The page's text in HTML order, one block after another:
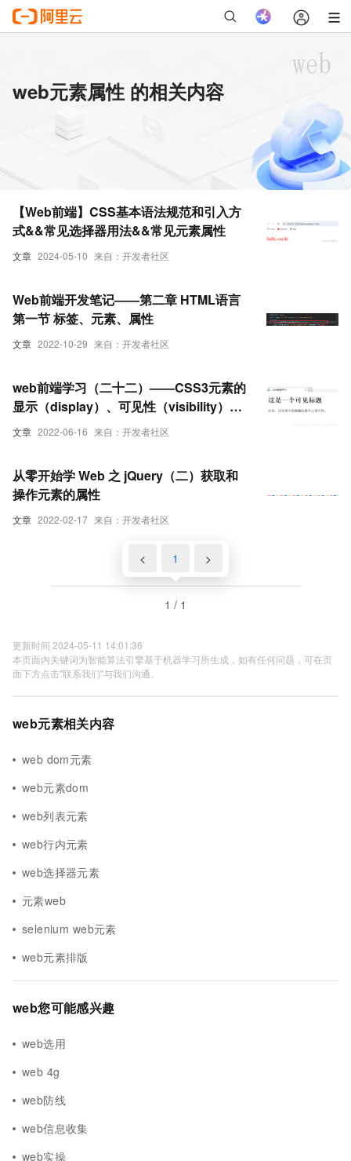
web元素属性 的相关内容
文章 2024-05-10 来自：开发者社区
【Web前端】CSS基本语法规范和引入方
式&&常见选择器用法&&常见元素属性
文章 2022-10-29 来自：开发者社区
Web前端开发笔记——第二章 HTML语言
第一节 标签、元素、属性
文章 2022-06-16 来自：开发者社区
web前端学习（二十二）——CSS3元素的
显示（display）、可见性（visibility）与
溢出（overflow）属性的相关设置
文章 2022-02-17 来自：开发者社区
从零开始学 Web 之 jQuery（二）获取和
操作元素的属性
< 1 >
1 / 1
更新时间 2024-05-11 14:01:36
本页面内关键词为智能算法引擎基于机器学习所生成，如有任何问题，可在页
面下方点击"联系我们"与我们沟通。
web元素相关内容
web dom元素
web元素dom
web列表元素
web行内元素
web选择器元素
元素web
selenium web元素
web元素排版
web您可能感兴趣
web选用
web 4g
web防线
web信息收集
web实操